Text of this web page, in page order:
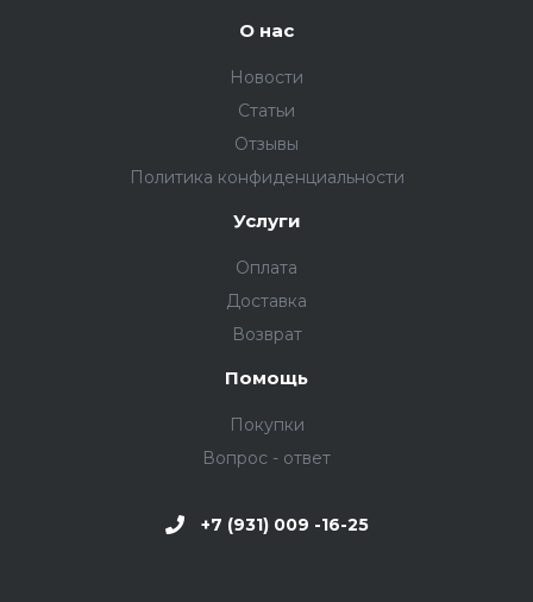
О нас
Новости
Статьи
Отзывы
Политика конфиденциальности
Услуги
Оплата
Доставка
Возврат
Помощь
Покупки
Вопрос - ответ
+7 (931) 009 -16-25